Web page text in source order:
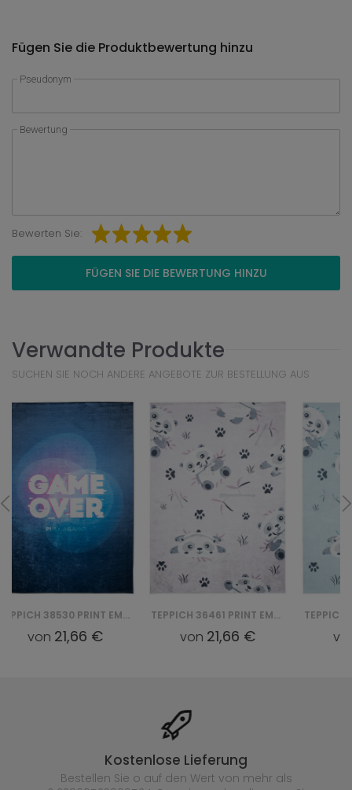
Fügen Sie die Produktbewertung hinzu
Pseudonym
Bewertung
Bewerten Sie:
FÜGEN SIE DIE BEWERTUNG HINZU
Verwandte Produkte
SUCHEN SIE NOCH ANDERE ANGEBOTE ZUR BESTELLUNG AUS
von21,66 € von21,66 €
Kostenlose Lieferung
Bestellen Sie o auf den Wert von mehr als